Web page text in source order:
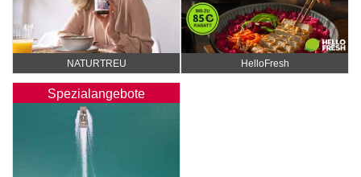
NATURTREU HelloFresh
Spezialangebote